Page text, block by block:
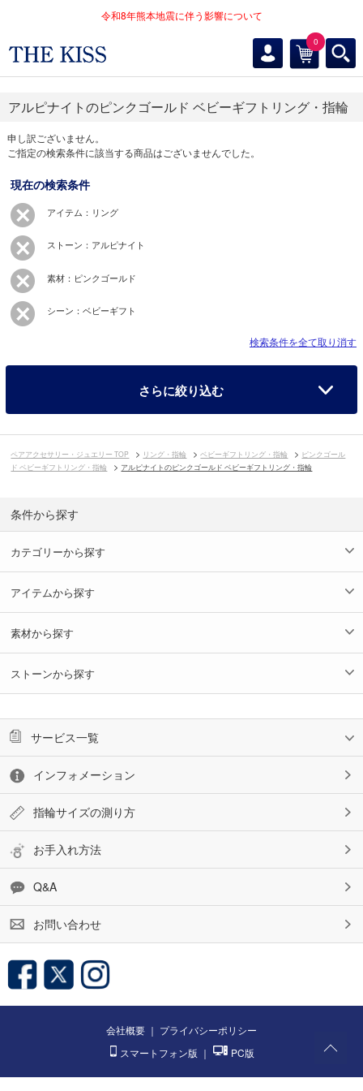
令和8年熊本地震に伴う影響について
0
アルピナイトのピンクゴールド ベビーギフトリング・指輪
申し訳ございません。
ご指定の検索条件に該当する商品はございませんでした。
現在の検索条件
アイテム：リング
ストーン：アルピナイト
素材：ピンクゴールド
シーン：ベビーギフト
検索条件を全て取り消す
さらに絞り込む
ペアアクセサリー・ジュエリー TOP リング・指輪 ベビーギフトリング・指輪
ピンクゴール
ド ベビーギフトリング・指輪
アルピナイトのピンクゴールド ベビーギフトリング・指輪
条件から探す
カテゴリーから探す
アイテムから探す
素材から探す
ストーンから探す
サービス一覧
インフォメーション
指輪サイズの測り方
お手入れ方法
Q&A
お問い合わせ
会社概要 ｜ プライバシーポリシー
スマートフォン版 ｜ PC版